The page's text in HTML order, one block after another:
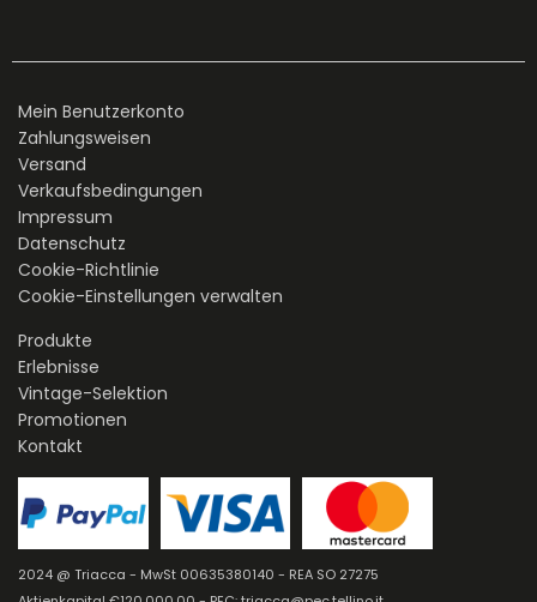
Mein Benutzerkonto
Zahlungsweisen
Versand
Verkaufsbedingungen
Impressum
Datenschutz
Cookie-Richtlinie
Cookie-Einstellungen verwalten
Produkte
Erlebnisse
Vintage-Selektion
Promotionen
Kontakt
2024 @ Triacca - MwSt 00635380140 - REA SO 27275